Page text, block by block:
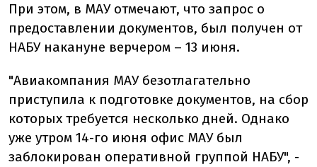
При этом, в МАУ отмечают, что запрос о
предоставлении документов, был получен от
НАБУ накануне верчером – 13 июня.
"Авиакомпания МАУ безотлагательно
приступила к подготовке документов, на сбор
которых требуется несколько дней. Однако
уже утром 14-го июня офис МАУ был
заблокирован оперативной группой НАБУ", -